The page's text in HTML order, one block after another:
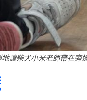
讓柴犬小米老師帶在旁